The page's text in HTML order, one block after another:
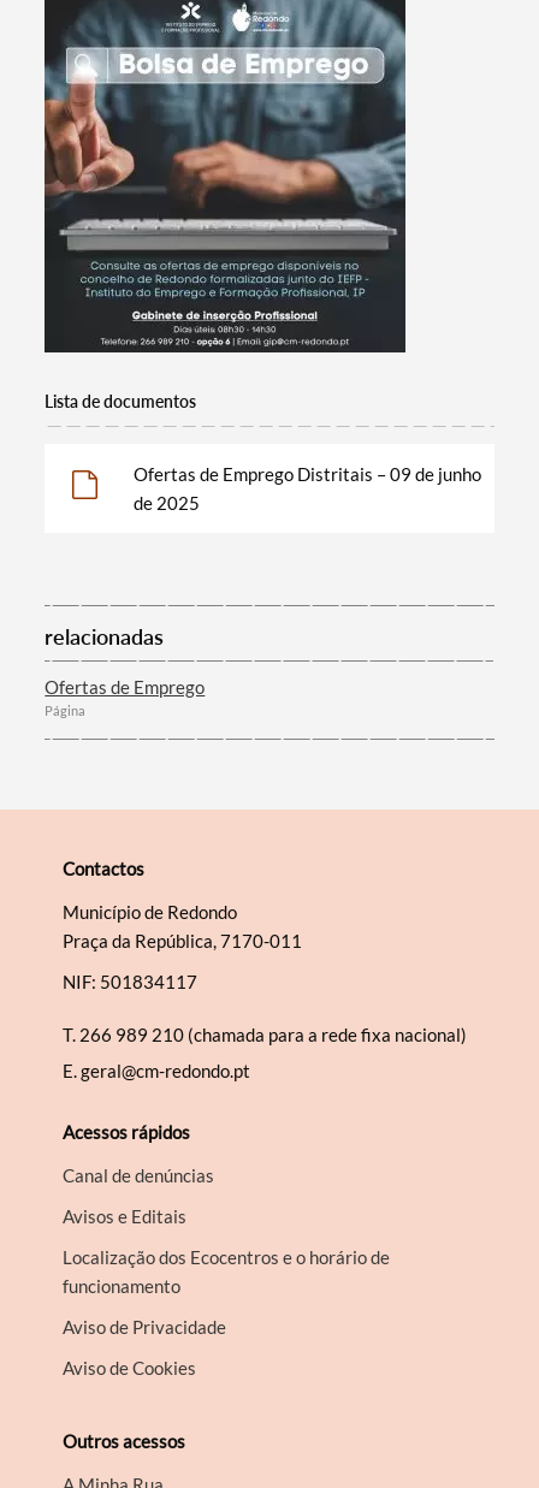
Termo de Pesquisa
Categorias gerais
Filtros
Lista de documentos
Ofertas de Emprego Distritais – 09 de junho
de 2025
relacionadas
Ofertas de Emprego
Página
Contactos
Município de Redondo
Praça da República, 7170-011
NIF: 501834117
T. 266 989 210 (chamada para a rede fixa nacional)
E.geral@cm-redondo.pt
Acessos rápidos
Canal de denúncias
Avisos e Editais
Localização dos Ecocentros e o horário de
funcionamento
Aviso de Privacidade
Aviso de Cookies
Outros acessos